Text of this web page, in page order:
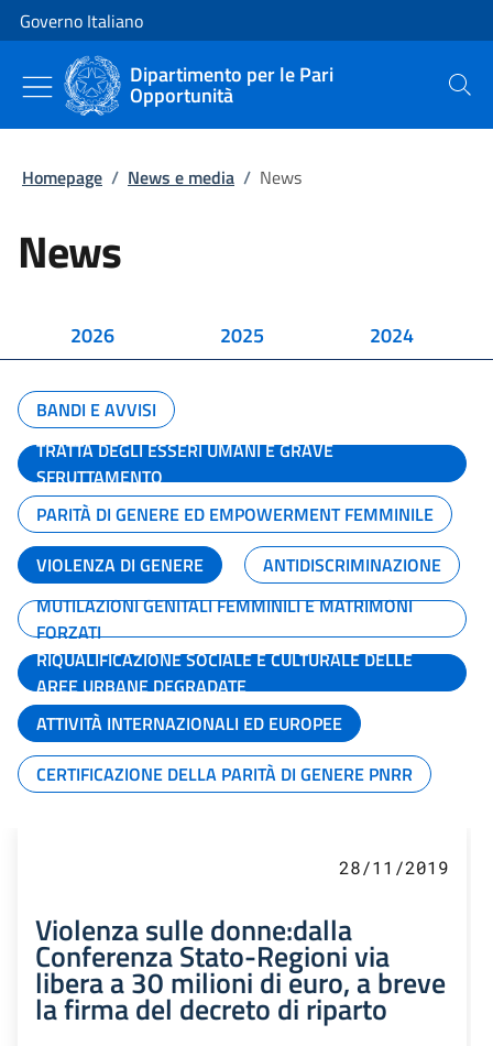
Vai al contenuto
Vai alla navigazione del sito
Governo Italiano
Dipartimento per le Pari
Opportunità Cerca
Homepage / News e media / News
News
2026 2025 2024
BANDI E AVVISI
TRATTA DEGLI ESSERI UMANI E GRAVE
SFRUTTAMENTO
PARITÀ DI GENERE ED EMPOWERMENT FEMMINILE
VIOLENZA DI GENERE
ANTIDISCRIMINAZIONE
MUTILAZIONI GENITALI FEMMINILI E MATRIMONI
FORZATI
RIQUALIFICAZIONE SOCIALE E CULTURALE DELLE
AREE URBANE DEGRADATE
ATTIVITÀ INTERNAZIONALI ED EUROPEE
CERTIFICAZIONE DELLA PARITÀ DI GENERE PNRR
28/11/2019
Violenza sulle donne:dalla
Conferenza Stato-Regioni via
libera a 30 milioni di euro, a breve
la firma del decreto di riparto